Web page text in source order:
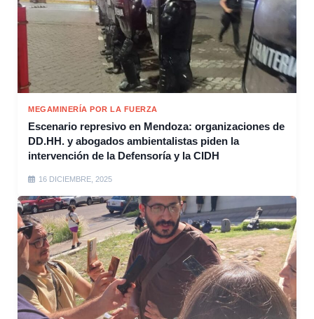
MEGAMINERÍA POR LA FUERZA
Escenario represivo en Mendoza: organizaciones de
DD.HH. y abogados ambientalistas piden la
intervención de la Defensoría y la CIDH
16 DICIEMBRE, 2025